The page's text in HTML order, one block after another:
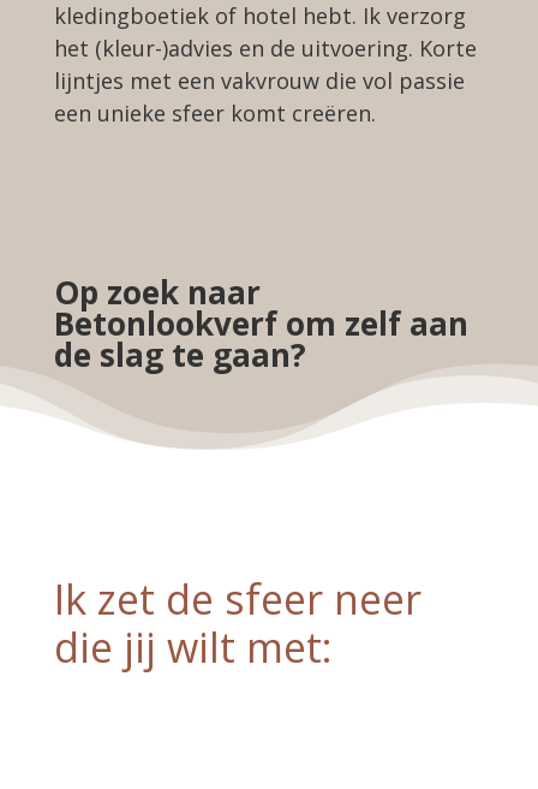
kledingboetiek of hotel hebt. Ik verzorg
het (kleur-)advies en de uitvoering. Korte
lijntjes met een vakvrouwdie vol passie
een unieke sfeer komt creëren.
Op zoek naar
Betonlookverf om zelf aan
de slag te gaan?
Ik zet de sfeer neer
die jij wilt met: